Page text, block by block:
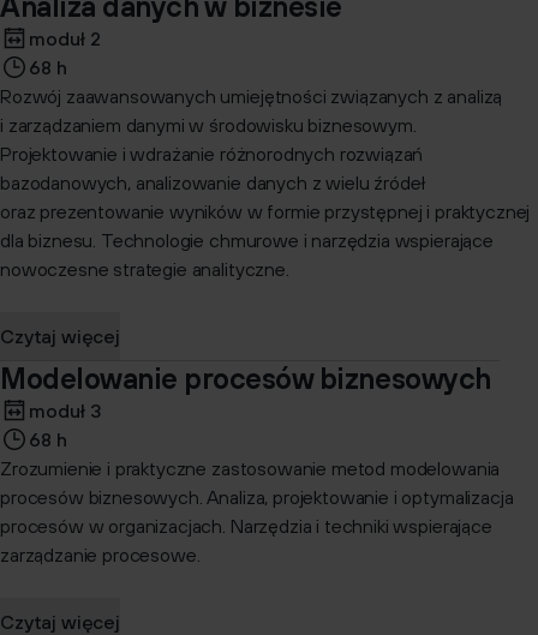
moduł 2
68 h
Rozwój zaawansowanych umiejętności związanych z analizą
i zarządzaniem danymi w środowisku biznesowym.
Projektowanie i wdrażanie różnorodnych rozwiązań
bazodanowych, analizowanie danych z wielu źródeł
oraz prezentowanie wyników w formie przystępnej i praktycznej
dla biznesu. Technologie chmurowe i narzędzia wspierające
nowoczesne strategie analityczne.
Czytaj więcej
Modelowanie procesów biznesowych
moduł 3
68 h
Zrozumienie i praktyczne zastosowanie metod modelowania
procesów biznesowych. Analiza, projektowanie i optymalizacja
procesów w organizacjach. Narzędzia i techniki wspierające
zarządzanie procesowe.
Czytaj więcej